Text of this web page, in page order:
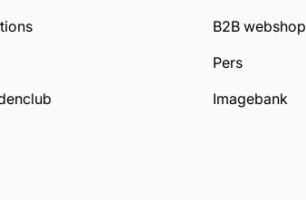
B2B webshop
Pers
Imagebank